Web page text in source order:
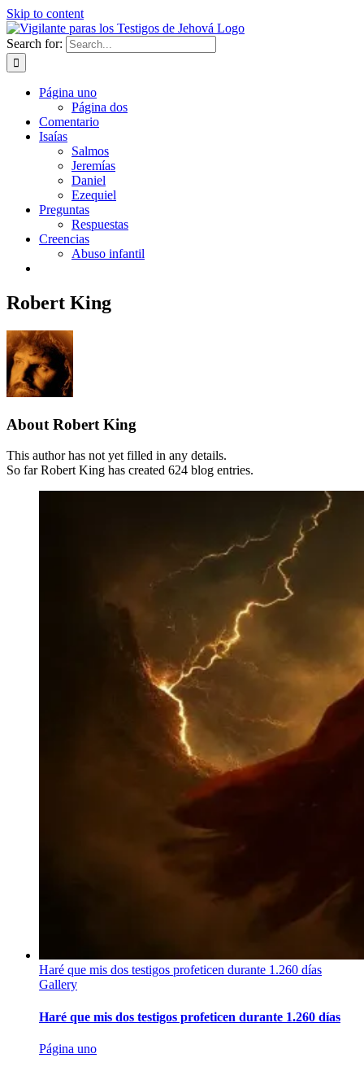
Skip to content
Search for:
Página uno
Página dos
Comentario
Isaías
Salmos
Jeremías
Daniel
Ezequiel
Preguntas
Respuestas
Creencias
Abuso infantil
Robert King
About Robert King
This author has not yet filled in any details.
So far Robert King has created 624 blog entries.
Haré que mis dos testigos profeticen durante 1.260 días
Gallery
Haré que mis dos testigos profeticen durante 1.260 días
Página uno